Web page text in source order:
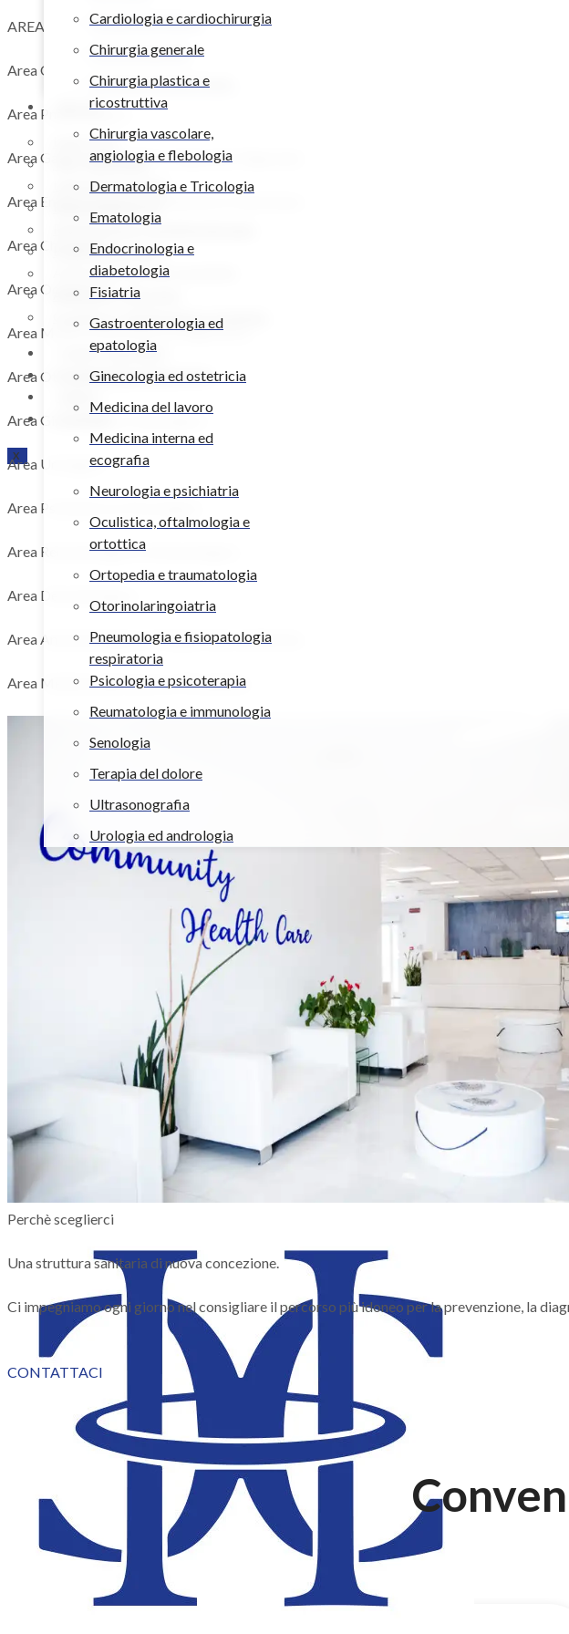
Terapia del dolore
Ultrasonografia
Urologia ed andrologia
Servizi
Laser CO2
TAC Total Body
Laboratorio analisi
Riabilitazione e fisiokinesiterapia
Esami endoscopici
Audiologia e protesi acustiche
Ambulatori chirurgici
Oculistica, oftalmologia e ortottica
I nostri specialisti
Convenzioni assicurative
Contatti
X
Cardiologia e cardiochirurgia
Chirurgia generale
Chirurgia plastica e
ricostruttiva
Chirurgia vascolare,
angiologia e flebologia
Dermatologia e Tricologia
Ematologia
Endocrinologia e
diabetologia
Fisiatria
Gastroenterologia ed
epatologia
Ginecologia ed ostetricia
Medicina del lavoro
Medicina interna ed
ecografia
Neurologia e psichiatria
Oculistica, oftalmologia e
ortottica
Ortopedia e traumatologia
Otorinolaringoiatria
Pneumologia e fisiopatologia
respiratoria
Psicologia e psicoterapia
Reumatologia e immunologia
Senologia
Terapia del dolore
Ultrasonografia
Urologia ed andrologia
Servizi
Riabilitazione e fisiokinesiterapia
Audiologia e protesi acustiche
Ambulatori chirurgici
Oculistica, oftalmologia e ortottica
I nostri specialisti
Convenzioni assicurative
AREA NEUROLOGICA
Area Ortopedica e Riabilitativa
Area Pneumologica
Area Gastroenterologica e Apparato Digerente
Area Endocrinologica, Metabolica e Nutrizione
Area Chirurgica
Area Oculistica
Area Medica Internistica e Diagnostica
Area Otorinolaringoiatrica
Area Ginecologica e Senologica
Area Urologica
Area Psichiatrica e Psicologica
Area Reumatologica e Immunologica
Area Dermatologica
Area Anestesiologica e Terapie Interventistiche
Area Medicina del Lavoro e Preventiva
Perchè sceglierci
Una struttura sanitaria di nuova concezione.
Ci impegniamo ogni giorno nel consigliare il percorso più idoneo per la prevenzione, la
CONTATTACI